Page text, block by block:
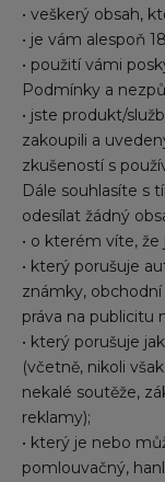
• veškerý obsah,
• je vám alespoň
• použití vámi
Podmínky a
• jste produkt/
zakoupili a
zkušeností s
Dále souhlasíte s
odesílat žádný
• o kterém víte,
• který porušuje
známky,
práva na publicitu
• který porušuje
(včetně, nikoli
nekalé soutěže,
reklamy);
• který je nebo
pomlouvačný,